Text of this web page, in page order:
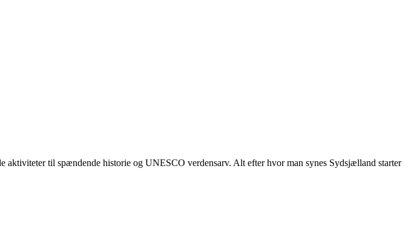
til spændende historie og UNESCO verdensarv. Alt efter hvor man synes Sydsjælland starter